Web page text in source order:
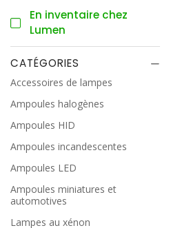
En inventaire chez
Lumen
CATÉGORIES
Accessoires de lampes
Ampoules halogènes
Ampoules HID
Ampoules incandescentes
Ampoules LED
Ampoules miniatures et
automotives
Lampes au xénon